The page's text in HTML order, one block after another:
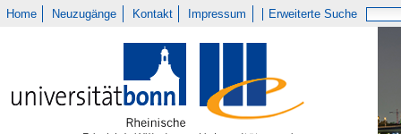
Home Neuzugänge Kontakt Impressum Erweiterte Suche